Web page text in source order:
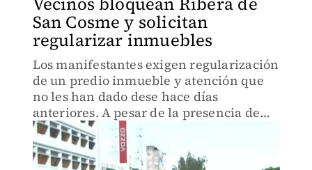
San Cosme y solicitan
regularizar inmuebles
Los manifestantes exigen regularización
de un predio inmueble y atención que
no les han dado dese hace días
anteriores. A pesar de la presencia de
las autoridades, se niegan a retirar el
bloqueo hasta tener respuesta por parte
de funcionarios de la d